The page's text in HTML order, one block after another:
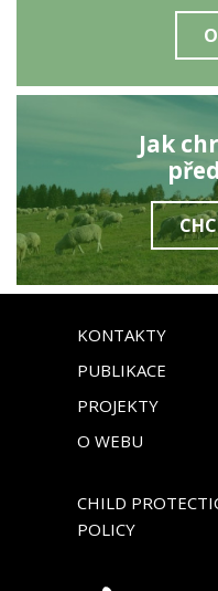
Jak
KONTAKTY
PUBLIKACE
PROJEKTY
O WEBU
CHILD
POLICY